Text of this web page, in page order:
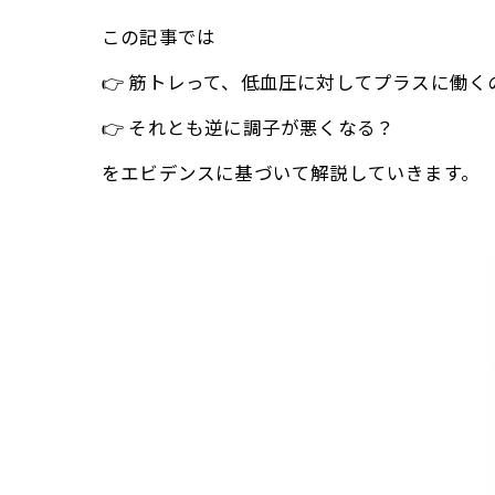
この記事では
👉 筋トレって、低血圧に対してプラスに働く
👉 それとも逆に調子が悪くなる？
をエビデンスに基づいて解説していきます。